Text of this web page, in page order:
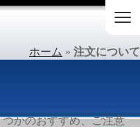
≡
ホーム » 注文について
かのおすすめ、ご注意